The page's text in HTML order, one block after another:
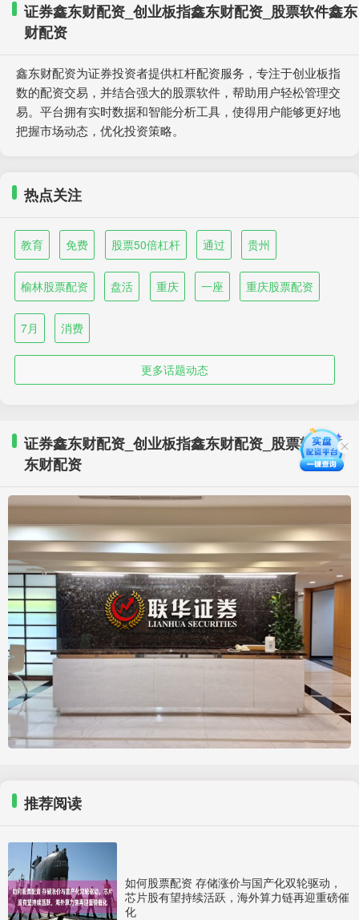
证券鑫东财配资_创业板指鑫东财配资_股票软件鑫东
财配资
鑫东财配资为证券投资者提供杠杆配资服务，专注于创业板指
数的配资交易，并结合强大的股票软件，帮助用户轻松管理交
易。平台拥有实时数据和智能分析工具，使得用户能够更好地
把握市场动态，优化投资策略。
热点关注
教育 免费 股票50倍杠杆 通过 贵州
榆林股票配资 盘活 重庆 一座 重庆股票配资
7月 消费
更多话题动态
证券鑫东财配资_创业板指鑫东财配资_股票软件鑫
东财配资
推荐阅读
如何股票配资 存储涨价与国产化双轮驱动，
芯片股有望持续活跃，海外算力链再迎重磅催
化